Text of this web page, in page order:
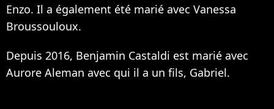
Enzo. Il a également été marié avec Vanessa
Broussouloux.
Depuis 2016, Benjamin Castaldi est marié avec
Aurore Aleman avec qui il a un fils, Gabriel.